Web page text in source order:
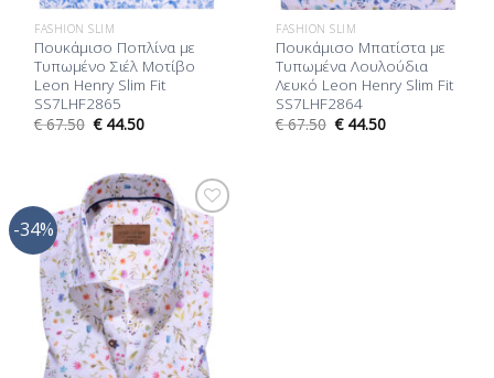
FASHION SLIM
Πουκάμισο Ποπλίνα με
Τυπωμένο Σιέλ Μοτίβο
Leon Henry Slim Fit
SS7LHF2865
€67.50 €44.50
FASHION SLIM
Πουκάμισο Μπατίστα με
Τυπωμένα Λουλούδια
Λευκό Leon Henry Slim Fit
SS7LHF2864
€67.50 €44.50
-34%
Προσθήκη
στη Λίστα
Επιθυμίας